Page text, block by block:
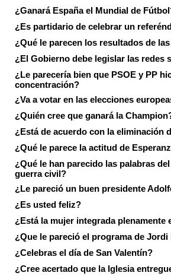
¿Ganará España el Mundial de
¿Es partidario de celebrar un
¿Qué le parecen los resultados de
¿El Gobierno debe legislar las redes
¿Le parecería bien que PSOE y PP
concentración?
¿Va a votar en las elecciones
¿Quién cree que ganará la
¿Está de acuerdo con la eliminación
¿Qué le parece la actitud de
¿Qué le han parecido las palabras
guerra civil?
¿Le pareció un buen presidente
¿Es usted feliz?
¿Está la mujer integrada plenamente
¿Que le pareció el programa de Jordi
¿Celebras el día de San Valentín?
¿Cree acertado que la Iglesia